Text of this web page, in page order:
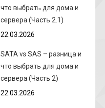
что выбрать для дома и
сервера (Часть 2.1)
22.03.2026
SATA vs SAS – разница и
что выбрать для дома и
сервера (Часть 2)
22.03.2026